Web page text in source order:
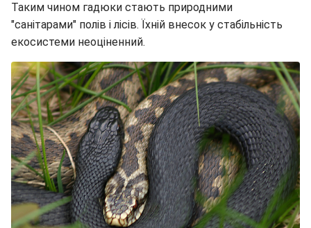
Таким чином гадюки стають природними
"санітарами" полів і лісів. Їхній внесок у стабільність
екосистеми неоціненний.